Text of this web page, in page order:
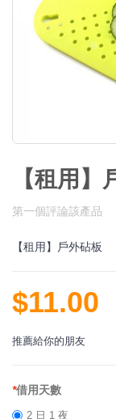
【租用】
第一個評論該產品
【租用】戶外砧板
$11.00
推薦給你的朋友
*借用天數
2 日 1 夜